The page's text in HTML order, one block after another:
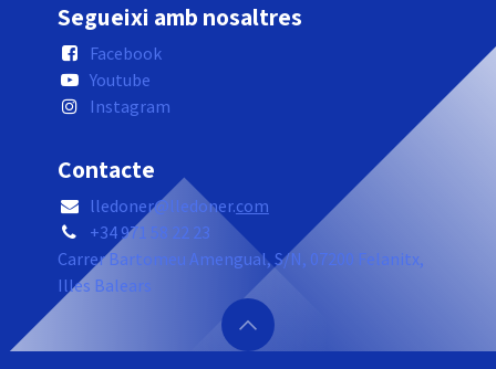
Segueixi amb nosaltres
Facebook
Youtube
Instagram
Contacte
lledoner@lledoner.com
+34 971 58 22 23
Carrer Bartomeu Amengual, S/N, 07200 Felanitx,
Illes Balears